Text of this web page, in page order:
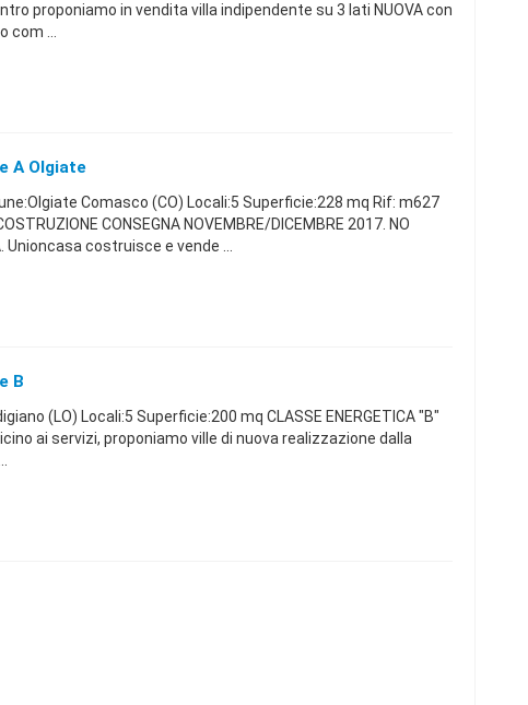
proponiamo in vendita villa indipendente su 3 lati NUOVA con
...
A Olgiate
Comasco (CO) Locali:5 Superficie:228 mq Rif: m627
CONSEGNA NOVEMBRE/DICEMBRE 2017. NO
Unioncasa costruisce e vende ...
B
(LO) Locali:5 Superficie:200 mq CLASSE ENERGETICA "B"
ai servizi, proponiamo ville di nuova realizzazione dalla